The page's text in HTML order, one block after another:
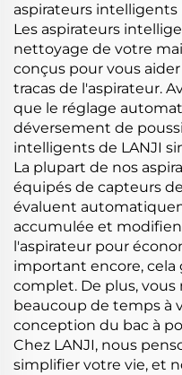
aspirateurs intelligents
Les aspirateurs
nettoyage de votre
conçus pour vous
tracas de l'aspirateur.
que le réglage
déversement de
intelligents de LANJI
La plupart de nos
équipés de capteurs
évaluent
accumulée et
l'aspirateur pour
important encore,
complet. De plus, vous
beaucoup de temps à
conception du bac à
Chez LANJI, nous
simplifier votre vie, et